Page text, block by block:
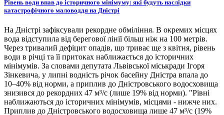
Рівень води впав до історичного мінімуму: які будуть наслідки
катастрофічного маловоддя на Дністрі
На Дністрі зафіксували рекордне обміління. В окремих місцях
вода відступила від берегової лінії більш ніж на 100 метрів.
Через тривалий дефіцит опадів, що триває ще з квітня, рівень
води в річці та її притоках наближається до історичних
мінімумів. За словами депутата Львівської міськради Ігоря
Зінкевича, у липні водність річок басейну Дністра впала до
10–40% від норми, а приплив до Дністровського водосховища
знизився до рекордних 47 м³/с (лише 19% від норми). "Рівні
наближаються до історичних мінімумів, місцями - нижче них.
Приплив до Дністровського водосховища лише 47 м³/с (19%